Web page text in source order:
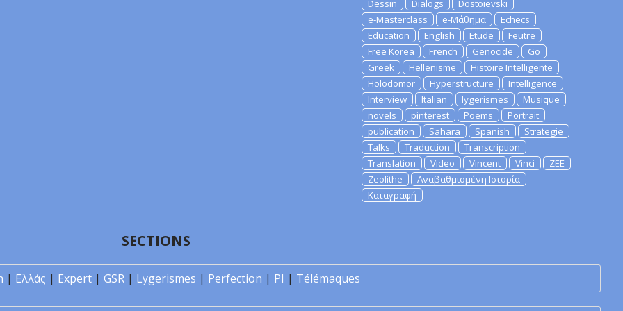
Dessin
Dialogs
Dostoievski
e-Masterclass
e-Μάθημα
Echecs
Education
English Etude
Feutre
Free Korea
French Genocide
Go
Greek
Hellenisme
Histoire Intelligente
Holodomor
Hyperstructure
Intelligence
Interview
Italian lygerismes
Musique
novels
pinterest Poems
Portrait
publication
Sahara Spanish
Strategie
Talks
Traduction
Transcription
Translation
Video Vincent Vinci
ZEE
Zeolithe
Αναβαθμισμένη Ιστορία
Καταγραφή
SECTIONS
| Ελλάς | Expert | GSR | Lygerismes | Perfection | PI | Télémaques